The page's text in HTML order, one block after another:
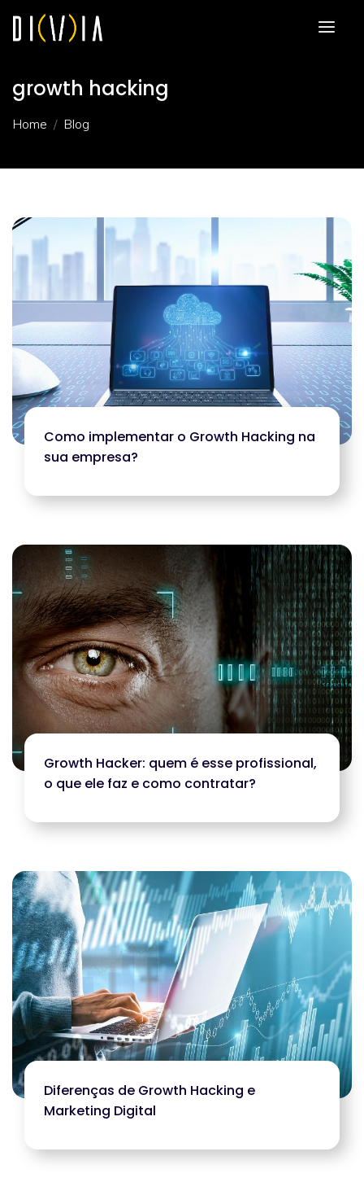
growth hacking
Home Blog
Como implementar o Growth Hacking na
sua empresa?
Growth Hacker: quem é esse profissional,
o que ele faz e como contratar?
Diferenças de Growth Hacking e
Marketing Digital